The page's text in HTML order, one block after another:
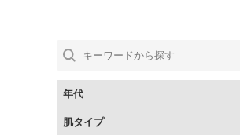
アロマリチュアル
＆エイジングケア
コラーゲン
年代
肌タイプ